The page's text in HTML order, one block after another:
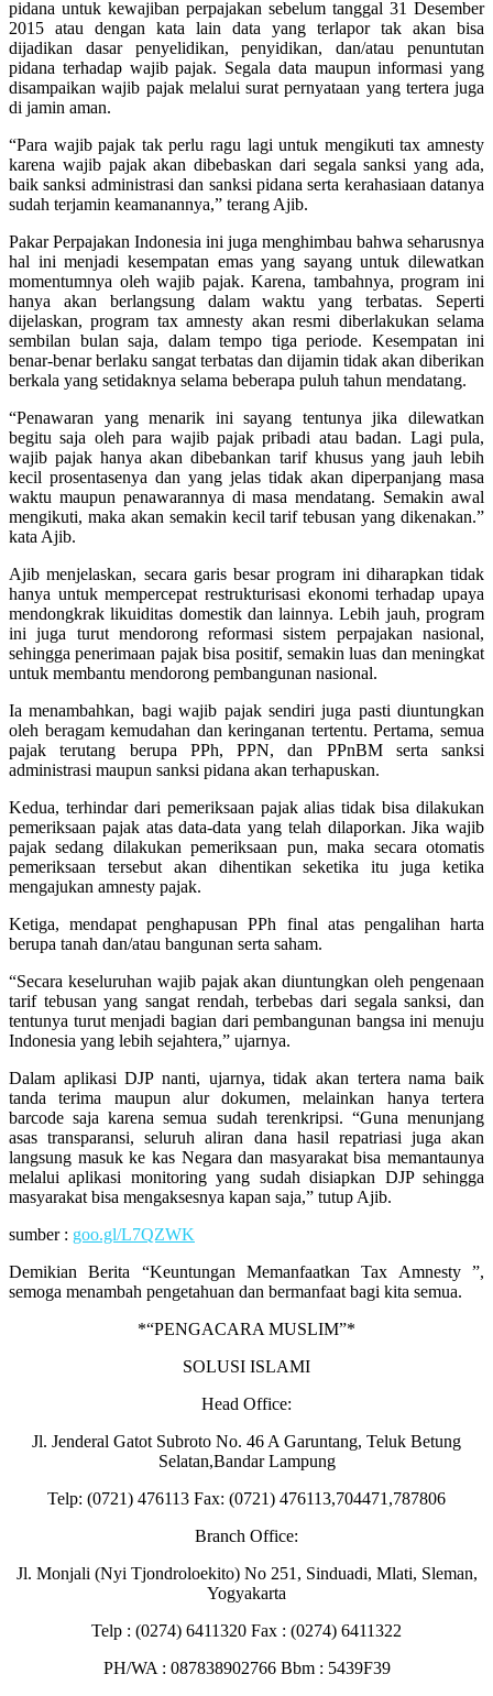
pidana untuk kewajiban perpajakan sebelum tanggal 31 Desember
2015 atau dengan kata lain data yang terlapor tak akan bisa
dijadikan dasar penyelidikan, penyidikan, dan/atau penuntutan
pidana terhadap wajib pajak. Segala data maupun informasi yang
disampaikan wajib pajak melalui surat pernyataan yang tertera juga
di jamin aman.
“Para wajib pajak tak perlu ragu lagi untuk mengikuti tax amnesty
karena wajib pajak akan dibebaskan dari segala sanksi yang ada,
baik sanksi administrasi dan sanksi pidana serta kerahasiaan datanya
sudah terjamin keamanannya,” terang Ajib.
Pakar Perpajakan Indonesia ini juga menghimbau bahwa seharusnya
hal ini menjadi kesempatan emas yang sayang untuk dilewatkan
momentumnya oleh wajib pajak. Karena, tambahnya, program ini
hanya akan berlangsung dalam waktu yang terbatas. Seperti
dijelaskan, program tax amnesty akan resmi diberlakukan selama
sembilan bulan saja, dalam tempo tiga periode. Kesempatan ini
benar-benar berlaku sangat terbatas dan dijamin tidak akan diberikan
berkala yang setidaknya selama beberapa puluh tahun mendatang.
“Penawaran yang menarik ini sayang tentunya jika dilewatkan
begitu saja oleh para wajib pajak pribadi atau badan. Lagi pula,
wajib pajak hanya akan dibebankan tarif khusus yang jauh lebih
kecil prosentasenya dan yang jelas tidak akan diperpanjang masa
waktu maupun penawarannya di masa mendatang. Semakin awal
mengikuti, maka akan semakin kecil tarif tebusan yang dikenakan.”
kata Ajib.
Ajib menjelaskan, secara garis besar program ini diharapkan tidak
hanya untuk mempercepat restrukturisasi ekonomi terhadap upaya
mendongkrak likuiditas domestik dan lainnya. Lebih jauh, program
ini juga turut mendorong reformasi sistem perpajakan nasional,
sehingga penerimaan pajak bisa positif, semakin luas dan meningkat
untuk membantu mendorong pembangunan nasional.
Ia menambahkan, bagi wajib pajak sendiri juga pasti diuntungkan
oleh beragam kemudahan dan keringanan tertentu. Pertama, semua
pajak terutang berupa PPh, PPN, dan PPnBM serta sanksi
administrasi maupun sanksi pidana akan terhapuskan.
Kedua, terhindar dari pemeriksaan pajak alias tidak bisa dilakukan
pemeriksaan pajak atas data-data yang telah dilaporkan. Jika wajib
pajak sedang dilakukan pemeriksaan pun, maka secara otomatis
pemeriksaan tersebut akan dihentikan seketika itu juga ketika
mengajukan amnesty pajak.
Ketiga, mendapat penghapusan PPh final atas pengalihan harta
berupa tanah dan/atau bangunan serta saham.
“Secara keseluruhan wajib pajak akan diuntungkan oleh pengenaan
tarif tebusan yang sangat rendah, terbebas dari segala sanksi, dan
tentunya turut menjadi bagian dari pembangunan bangsa ini menuju
Indonesia yang lebih sejahtera,” ujarnya.
Dalam aplikasi DJP nanti, ujarnya, tidak akan tertera nama baik
tanda terima maupun alur dokumen, melainkan hanya tertera
barcode saja karena semua sudah terenkripsi. “Guna menunjang
asas transparansi, seluruh aliran dana hasil repatriasi juga akan
langsung masuk ke kas Negara dan masyarakat bisa memantaunya
melalui aplikasi monitoring yang sudah disiapkan DJP sehingga
masyarakat bisa mengaksesnya kapan saja,” tutup Ajib.
sumber : goo.gl/L7QZWK
Demikian Berita “Keuntungan Memanfaatkan Tax Amnesty ”,
semoga menambah pengetahuan dan bermanfaat bagi kita semua.
*“PENGACARA MUSLIM”*
SOLUSI ISLAMI
Head Office:
Jl. Jenderal Gatot Subroto No. 46 A Garuntang, Teluk Betung
Selatan,Bandar Lampung
Telp: (0721) 476113 Fax: (0721) 476113,704471,787806
Branch Office:
Jl. Monjali (Nyi Tjondroloekito) No 251, Sinduadi, Mlati, Sleman,
Yogyakarta
Telp : (0274) 6411320 Fax : (0274) 6411322
PH/WA : 087838902766 Bbm : 5439F39